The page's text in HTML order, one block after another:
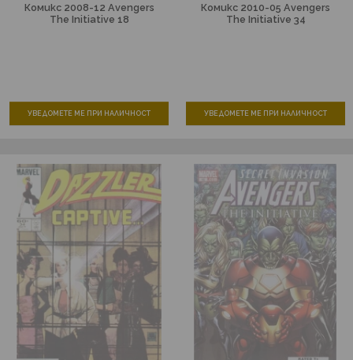
Комикс 2008-12 Avengers
The Initiative 18
УВЕДОМЕТЕ МЕ ПРИ НАЛИЧНОСТ
Комикс 2010-05 Avengers
The Initiative 34
УВЕДОМЕТЕ МЕ ПРИ НАЛИЧНОСТ